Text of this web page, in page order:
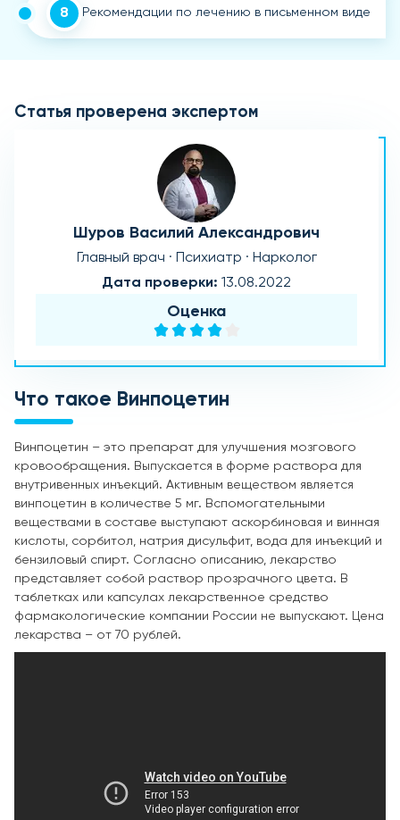
8 Рекомендации по лечению в письменном виде
Статья проверена экспертом
Шуров Василий Александрович
Главный врач · Психиатр · Нарколог
Дата проверки: 13.08.2022
Оценка
Что такое Винпоцетин
Винпоцетин – это препарат для улучшения мозгового
кровообращения. Выпускается в форме раствора для
внутривенных инъекций. Активным веществом является
винпоцетин в количестве 5 мг. Вспомогательными
веществами в составе выступают аскорбиновая и винная
кислоты, сорбитол, натрия дисульфит, вода для инъекций и
бензиловый спирт. Согласно описанию, лекарство
представляет собой раствор прозрачного цвета. В
таблетках или капсулах лекарственное средство
фармакологические компании России не выпускают. Цена
лекарства – от 70 рублей.